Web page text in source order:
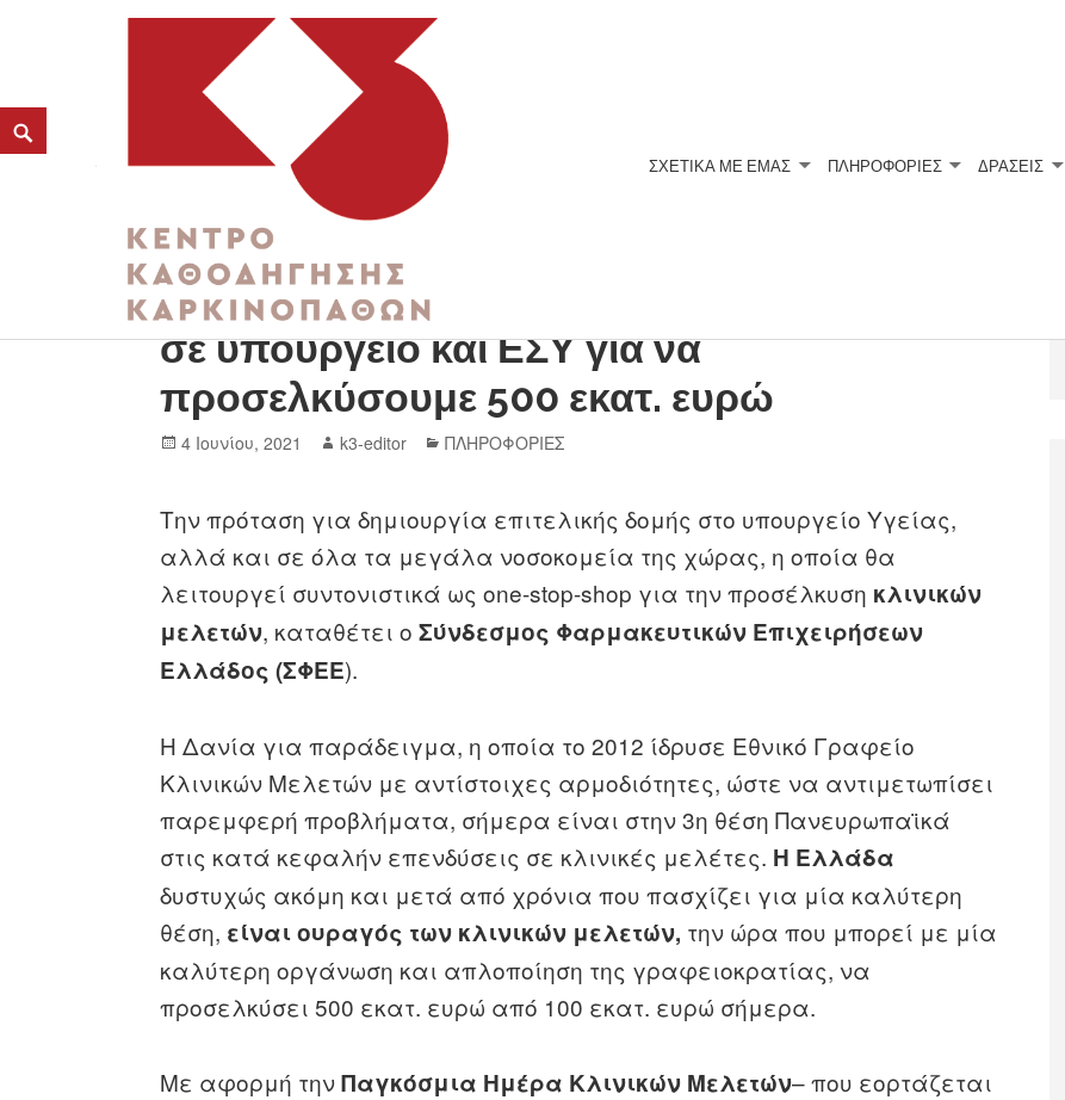
K3
ΚΕΝΤΡΟ ΚΑΘΟΔΗΓΗΣΗΣ ΚΑΡΚΙΝΟΠΑΘΩΝ
ΣΧΕΤΙΚΆ ΜΕ ΕΜΆΣ ΠΛΗΡΟΦΟΡΙΕΣ ΔΡΑΣΕΙΣ
ΣΦΕΕ για κλινικές μελέτες: Επιτελική δομή
σε υπουργείο και ΕΣΥ για να
προσελκύσουμε 500 εκατ. ευρώ
4 Ιουνίου, 2021 k3-editor ΠΛΗΡΟΦΟΡΙΕΣ
Την πρόταση για δημιουργία επιτελικής δομής στο υπουργείο Υγείας,
αλλά και σε όλα τα μεγάλα νοσοκομεία της χώρας, η οποία θα
λειτουργεί συντονιστικά ως one-stop-shop για την προσέλκυση κλινικών
μελετών, καταθέτει οΣύνδεσμος Φαρμακευτικών Επιχειρήσεων
Ελλάδος (ΣΦΕΕ).
Η Δανία για παράδειγμα, η οποία το 2012 ίδρυσε Εθνικό Γραφείο
Κλινικών Μελετών με αντίστοιχες αρμοδιότητες, ώστε να αντιμετωπίσει
παρεμφερή προβλήματα, σήμερα είναι στην 3η θέση Πανευρωπαϊκά
στις κατά κεφαλήν επενδύσεις σε κλινικές μελέτες. Η Ελλάδα
δυστυχώς ακόμη και μετά από χρόνια που πασχίζει για μία καλύτερη
θέση, είναι ουραγός των κλινικών μελετών, την ώρα που μπορεί με μία
καλύτερη οργάνωση και απλοποίηση της γραφειοκρατίας, να
προσελκύσει 500 εκατ. ευρώ από 100 εκατ. ευρώ σήμερα.
Με αφορμή τηνΠαγκόσμια Ημέρα Κλινικών Μελετών– που εορτάζεται